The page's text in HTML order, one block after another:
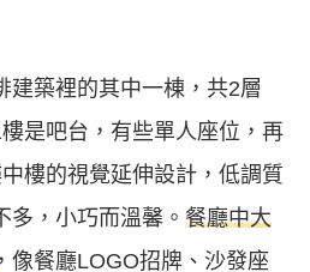
建築裡的其中一棟，共2層
是吧台，有些單人座位，再
樓的視覺延伸設計，低調質
多，小巧而溫馨。 餐廳中大
，像餐廳LOGO招牌、沙發座